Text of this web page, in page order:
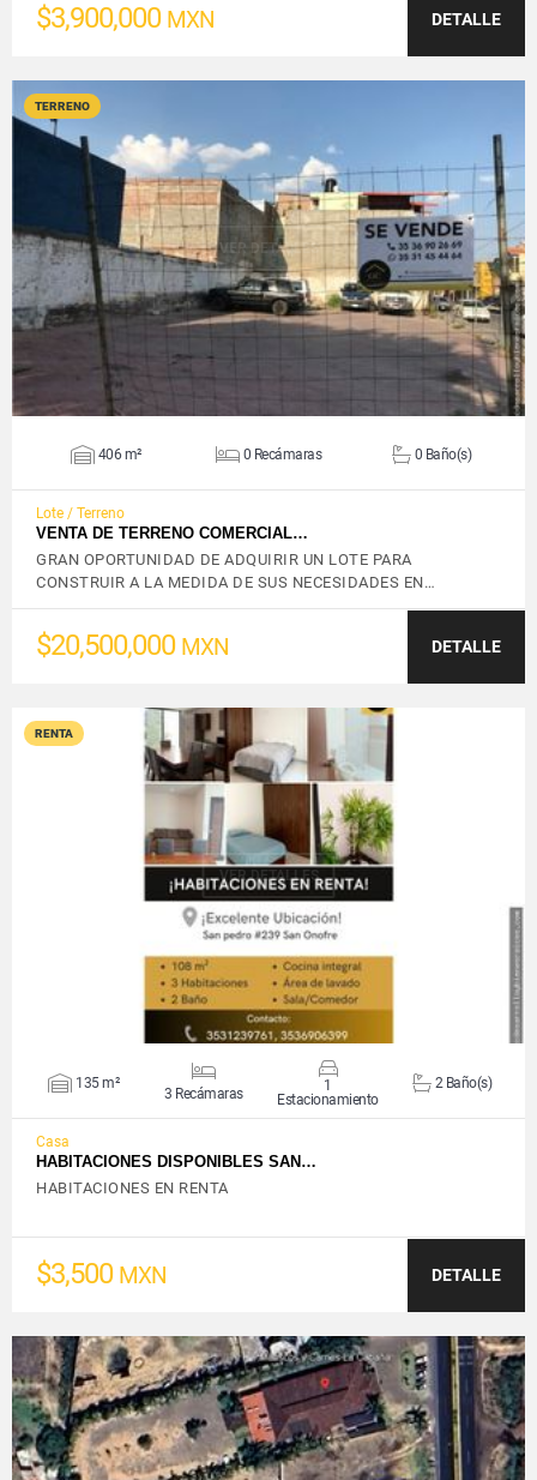
$3,900,000 MXN DETALLE
TERRENO
VER DETALLES
406 m² 0 Recámaras 0 Baño(s)
Lote / Terreno
VENTA DE TERRENO COMERCIAL…
GRAN OPORTUNIDAD DE ADQUIRIR UN LOTE PARA
CONSTRUIR A LA MEDIDA DE SUS NECESIDADES EN…
$20,500,000 MXN DETALLE
RENTA
VER DETALLES
135 m²
3 Recámaras
1
Estacionamiento
2 Baño(s)
Casa
HABITACIONES DISPONIBLES SAN…
HABITACIONES EN RENTA
$3,500 MXN DETALLE